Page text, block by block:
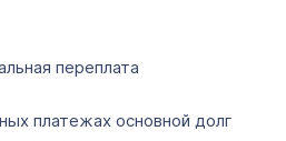
переплата
платежах основной долг